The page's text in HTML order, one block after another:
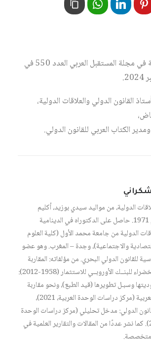
نُشرت هذه الدراسة في مجلة المستقبل العربي العدد 550 في
القانون الدولي والعلاقات الدولية،
الكتاب العربي للقانون الدولي.
الدولية، من مواليد سيدي بوزيد، أكليم
(المغرب) عام 1971. حاصل على الدكتوراه في الدينامية
الدولية من جامعة محمد الأول (كلية العلوم
والاجتماعية)، وجدة – المغرب. وهو عضو
للقانون الدولي البحري. من مؤلفاته: المقاربة
المتوسطية الخضراء للبنــك الأوروبــي للاستثمار (1958-2012):
وسبـل تطويرها (قيد الطبع)، ونحو مقاربة
بيئية للمياه العربية (مركز دراسات الوحدة العربية، 2021)،
الدولي: مدخل تحليلي (مركز دراسات الوحدة
العربية، 2019). كما نشر عددًا من المقالات والتقارير العلمية في
متخصصة.